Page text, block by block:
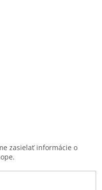
zasielať informácie o